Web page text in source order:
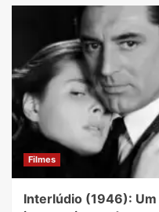
Filmes
Interlúdio (1946): Um